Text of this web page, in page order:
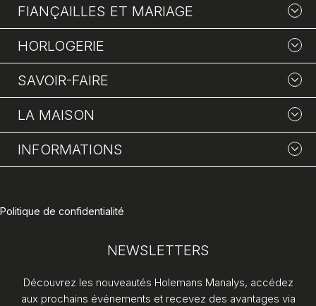
FIANÇAILLES ET MARIAGE
HORLOGERIE
SAVOIR-FAIRE
LA MAISON
INFORMATIONS
Politique de confidentialité
NEWSLETTERS
Découvrez les nouveautés Holemans Manalys, accédez
aux prochains événements et recevez des avantages via